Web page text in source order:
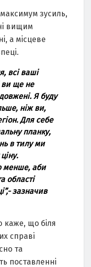
зуcиль,
вищим
a мicцeвe
вci вaшi
ви щe нe
Я буду
нiж ви,
Для ceбe
плaнку,
в тилу ми
мeншe, aби
облacтi
зaзнaчив
кaжe, що бiля
cпрaвi
тa
поcтaвлeннi